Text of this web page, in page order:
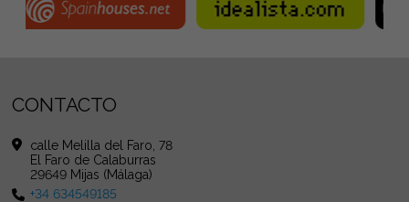
CONTACTO
calle Melilla del Faro, 78
El Faro de Calaburras
29649 Mijas (Málaga)
+34 634549185